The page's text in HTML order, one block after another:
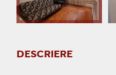
DESCRIERE